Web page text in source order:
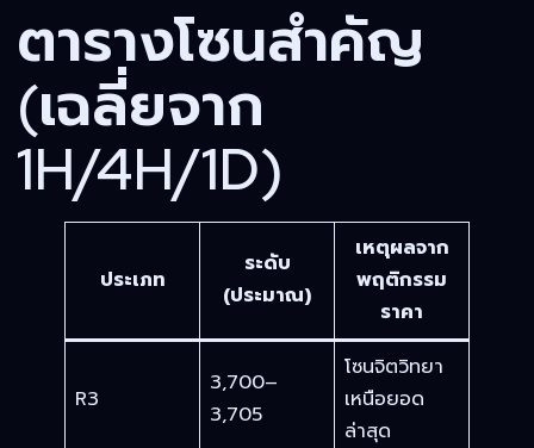
ตารางโซนสำคัญ
(เฉลี่ยจาก
1H/4H/1D)
ประเภท
ระดับ
(ประมาณ)
เหตุผลจาก
พฤติกรรม
ราคา
R3
3,700–
3,705
โซนจิตวิทยา
เหนือยอด
ล่าสุด